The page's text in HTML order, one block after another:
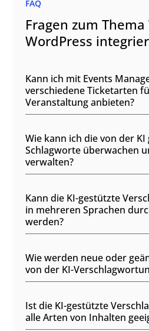
FAQ
Fragen zum
WordPress
Kann ich mit Events
verschiedene Ticketarten
Veranstaltung anbieten?
Wie kann ich die von der
Schlagworte überwachen
verwalten?
Kann die KI-gestützte
in mehreren Sprachen
werden?
Wie werden neue oder
von der KI-
Ist die KI-gestützte
alle Arten von Inhalten